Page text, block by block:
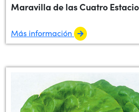
Maravilla de las Cuatro
Más información